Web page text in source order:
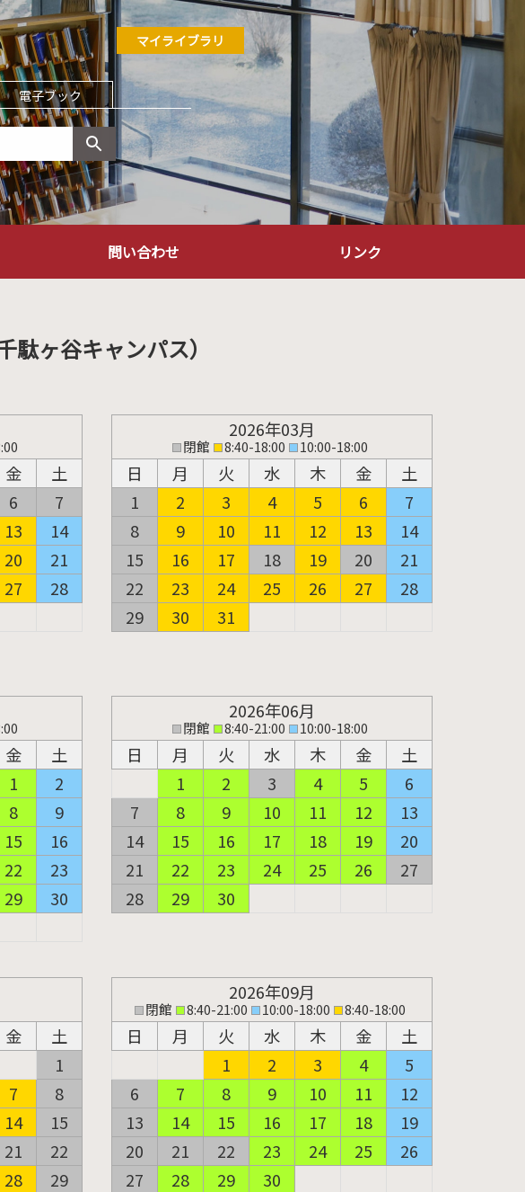
マイライブラリ
電子ブック
問い合わせ リンク
ヶ谷キャンパス）
金
土
6
7
13
14
20
21
27 28
2026年03月
閉館 8:40-18:00 10:00-18:00
日 月 火 水 木 金
土
1
2 3 4 5 6
7
8
9 10 11 12 13
14
15
16 17 18 19 20
21
22
23 24 25 26 27
28
29
30 31
金
土
1
2
8
9
15
16
22
23
29
30
2026年06月
閉館 8:40-21:00 10:00-18:00
日 月 火 水 木 金
土
1
2 3 4 5
6
7
8 9 10 11 12
13
14
15 16 17 18 19
20
21
22 23 24 25 26
27
28
29 30
金
土
1
7
8
14
15
21
22
28
29
2026年09月
閉館 8:40-21:00 10:00-18:00 8:40-18:00
日 月 火 水 木 金
土
1
2 3 4
5
6
7 8 9 10 11
12
13
14 15 16 17 18
19
20
21 22 23 24 25
26
27
28 29 30